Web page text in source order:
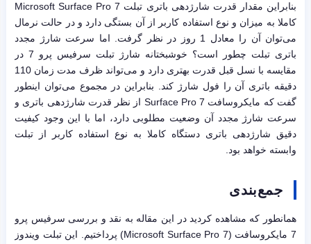
بنابراین مقدار قدرت شارژدهی باتری تبلت Microsoft Surface Pro 7
کاملا به میزان و نوع استفاده کاربر از آن بستگی دارد و در حالت نرمال
می‌توان آن را معادل 1 روز در نظر گرفت. اما سرعت شارژ مجدد
باتری تبلت چطور است؟ خوشبختانه شارژ تبلت سرفیس پرو 7 در
مقایسه با نسل قبل قدرت بهتری دارد و می‌تواند ظرف مدت زمان 110
دقیقه باتری آن را فول شارژ کند. بنابراین در مجموع می‌توان اینطور
گفت که مایکروسافت Surface Pro 7 از نظر قدرت شارژدهی باتری و
سرعت شارژ مجدد آن وضعیت مطلوبی دارد، اما با این وجود کیفیت
دقیق شارژدهی باتری دستگاه کاملا به نوع استفاده کاربر از تبلت
وابسته خواهد بود.
جمع‌بندی
همانطور که مشاهده کردید در این مقاله به نقد و بررسی سرفیس پرو
7 مایکروسافت (Microsoft Surface Pro 7) پرداختیم. این تبلت ویندوز